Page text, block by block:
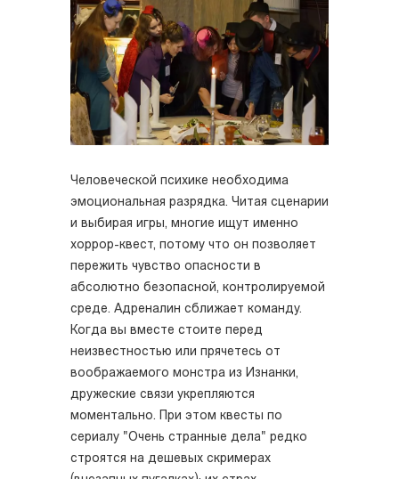
Человеческой психике необходима
эмоциональная разрядка. Читая сценарии
и выбирая игры, многие ищут именно
хоррор-квест, потому что он позволяет
пережить чувство опасности в
абсолютно безопасной, контролируемой
среде. Адреналин сближает команду.
Когда вы вместе стоите перед
неизвестностью или прячетесь от
воображаемого монстра из Изнанки,
дружеские связи укрепляются
моментально. При этом квесты по
сериалу "Очень странные дела" редко
строятся на дешевых скримерах